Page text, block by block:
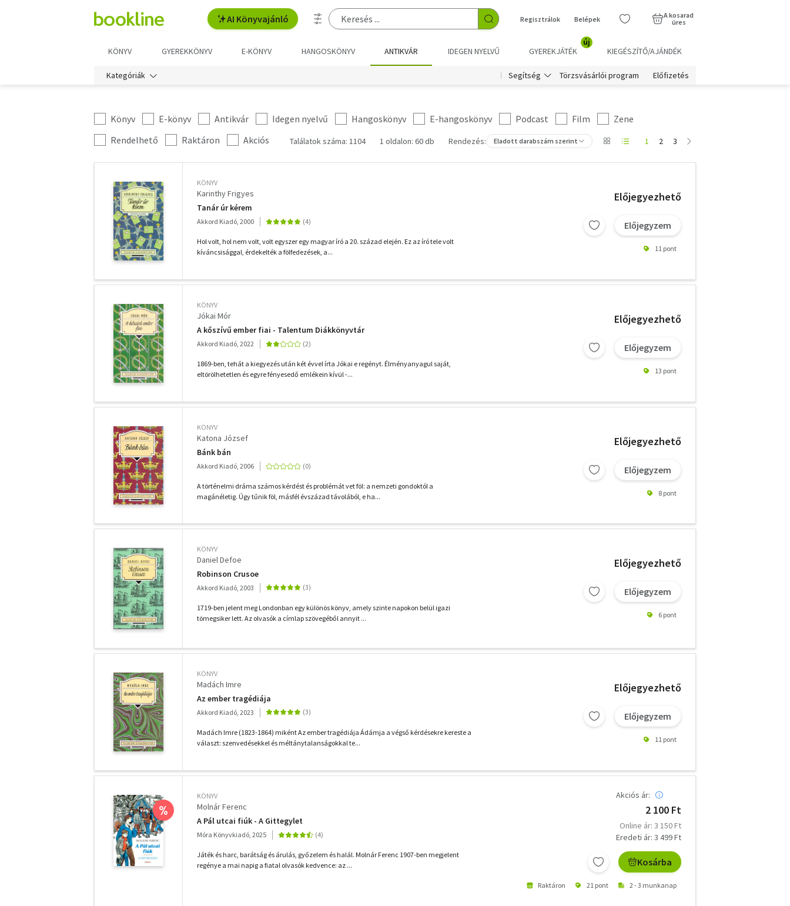
AI Könyvajánló Regisztrálok Belépek
A kosarad
üres
KÖNYV GYEREKKÖNYV E-KÖNYV HANGOSKÖNYV ANTIKVÁR IDEGEN NYELVŰ GYEREKJÁTÉK
új
KIEGÉSZÍTŐ/AJÁNDÉK
Kategóriák Segítség Törzsvásárlói program Előfizetés
Kategória
szűrés
Könyv E-könyv Antikvár Idegen nyelvű Hangoskönyv E-hangoskönyv Podcast Film
Zene
További
szűrők
Rendelhető Raktáron Akciós Találatok száma: 1104 1 oldalon: 60 db Rendezés: Eladott darabszám szerint 1 2 3
KÖNYV
Karinthy Frigyes
Tanár úr kérem
Akkord Kiadó, 2000
Hol volt, hol nem volt, volt egyszer egy magyar író a 20. század elején. Ez az író tele volt
kíváncsisággal, érdekelték a fölfedezések, a...
Előjegyezhető
Előjegyzem
11 pont
KÖNYV
Jókai Mór
A kőszívű ember fiai - Talentum Diákkönyvtár
Akkord Kiadó, 2022
1869-ben, tehát a kiegyezés után két évvel írta Jókai e regényt. Élményanyagul saját,
eltörölhetetlen és egyre fényesedő emlékein kívül -...
Előjegyezhető
Előjegyzem
13 pont
KÖNYV
Katona József
Bánk bán
Akkord Kiadó, 2006
A történelmi dráma számos kérdést és problémát vet föl: a nemzeti gondoktól a
magánéletig. Úgy tűnik föl, másfél évszázad távolából, e ha...
Előjegyezhető
Előjegyzem
8 pont
KÖNYV
Daniel Defoe
Robinson Crusoe
Akkord Kiadó, 2003
1719-ben jelent meg Londonban egy különös könyv, amely szinte napokon belül igazi
tömegsiker lett. Az olvasók a címlap szövegéből annyit ...
Előjegyezhető
Előjegyzem
6 pont
KÖNYV
Madách Imre
Az ember tragédiája
Akkord Kiadó, 2023
Madách Imre (1823-1864) miként Az ember tragédiája Ádámja a végső kérdésekre kereste a
választ: szenvedésekkel és méltánytalanságokkal te...
Előjegyezhető
Előjegyzem
11 pont
%
KÖNYV
Molnár Ferenc
A Pál utcai fiúk - A Gittegylet
Móra Könyvkiadó, 2025
Játék és harc, barátság és árulás, győzelem és halál. Molnár Ferenc 1907-ben megjelent
regénye a mai napig a fiatal olvasók kedvence: az ...
Akciós ár:
2 100 Ft
Online ár: 3 150 Ft
Eredeti ár: 3 499 Ft
Kosárba
Raktáron 21 pont 2 - 3 munkanap